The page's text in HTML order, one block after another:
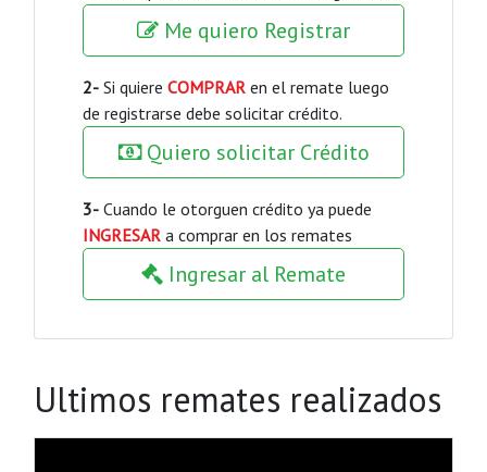
Me quiero Registrar
2-Si quiere COMPRARen el remate luego
de registrarse debe solicitar crédito.
Quiero solicitar Crédito
3-Cuando le otorguen crédito ya puede
INGRESARa comprar en los remates
Ingresar al Remate
Ultimos remates realizados